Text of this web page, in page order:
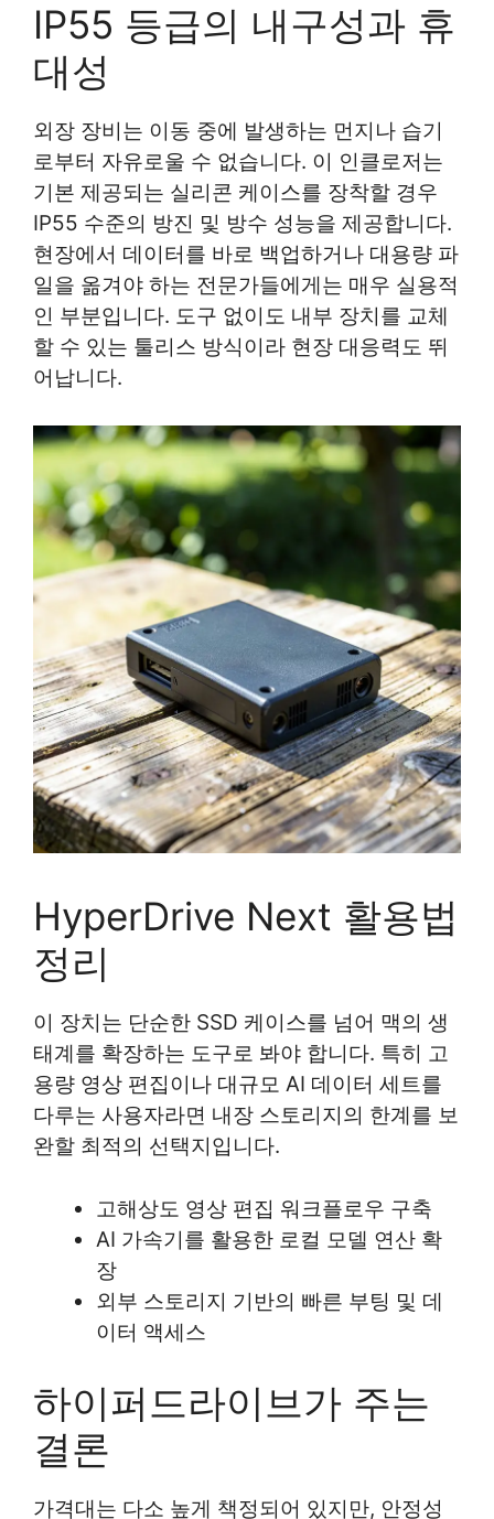
IP55 등급의 내구성과 휴
대성
외장 장비는 이동 중에 발생하는 먼지나 습기
로부터 자유로울 수 없습니다. 이 인클로저는
기본 제공되는 실리콘 케이스를 장착할 경우
IP55 수준의 방진 및 방수 성능을 제공합니다.
현장에서 데이터를 바로 백업하거나 대용량 파
일을 옮겨야 하는 전문가들에게는 매우 실용적
인 부분입니다. 도구 없이도 내부 장치를 교체
할 수 있는 툴리스 방식이라 현장 대응력도 뛰
어납니다.
HyperDrive Next 활용법
정리
이 장치는 단순한 SSD 케이스를 넘어 맥의 생
태계를 확장하는 도구로 봐야 합니다. 특히 고
용량 영상 편집이나 대규모 AI 데이터 세트를
다루는 사용자라면 내장 스토리지의 한계를 보
완할 최적의 선택지입니다.
고해상도 영상 편집 워크플로우 구축
AI 가속기를 활용한 로컬 모델 연산 확
장
외부 스토리지 기반의 빠른 부팅 및 데
이터 액세스
하이퍼드라이브가 주는
결론
가격대는 다소 높게 책정되어 있지만, 안정성